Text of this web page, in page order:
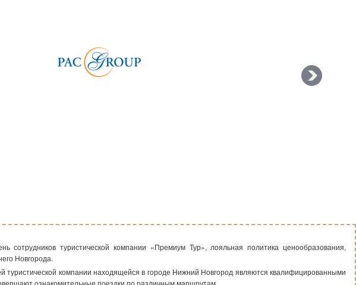
сотрудников туристической компании «Премиум Тур», лояльная политика ценообразования,
Новгорода.
компании находящейся в городе Нижний Новгород являются квалифицированными
ознакомительные поездки по различным маршрутам.